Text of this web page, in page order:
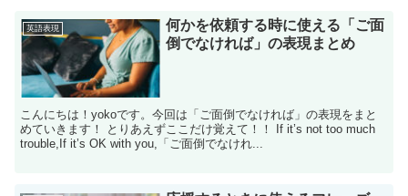
英語表現
何かを依頼する時に使える「ご面
倒でなければ」の表現まとめ
こんにちは！yokoです。今回は「ご面倒でなければ」の表現をまと
めていきます！ とりあえずここだけ覚えて！！ If it’s not too much
trouble,If it’s OK with you,「ご面倒でなけれ...